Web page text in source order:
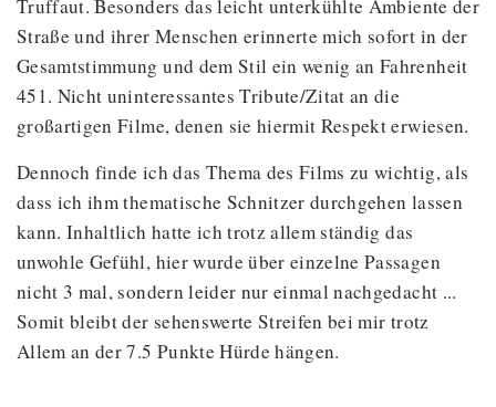
Truffaut. Besonders das leicht unterkühlte Ambiente der
Straße und ihrer Menschen erinnerte mich sofort in der
Gesamtstimmung und dem Stil ein wenig an Fahrenheit
451. Nicht uninteressantes Tribute/Zitat an die
großartigen Filme, denen sie hiermit Respekt erwiesen.
Dennoch finde ich das Thema des Films zu wichtig, als
dass ich ihm thematische Schnitzer durchgehen lassen
kann. Inhaltlich hatte ich trotz allem ständig das
unwohle Gefühl, hier wurde über einzelne Passagen
nicht 3 mal, sondern leider nur einmal nachgedacht ...
Somit bleibt der sehenswerte Streifen bei mir trotz
Allem an der 7.5 Punkte Hürde hängen.